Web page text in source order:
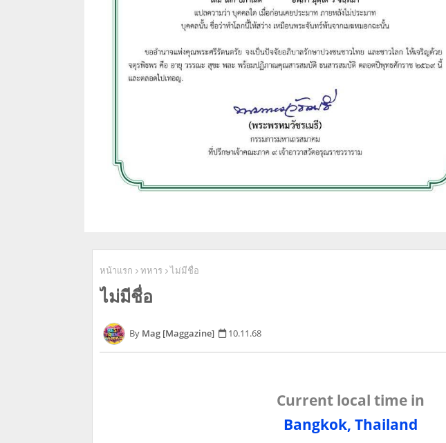
หน้าแรก ทหาร ไม่มีชื่อ
ไม่มีชื่อ
Mag [Maggazine] 10.11.68
Current local time in
Bangkok, Thailand